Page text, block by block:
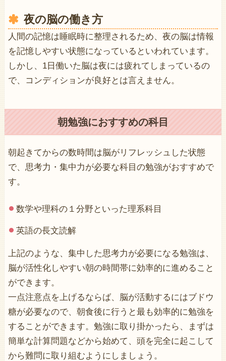
夜の脳の働き方
人間の記憶は睡眠時に整理されるため、夜の脳は情報
を記憶しやすい状態になっているといわれています。
しかし、1日働いた脳は夜には疲れてしまっているの
で、コンディションが良好とは言えません。
朝勉強におすすめの科目
朝起きてからの数時間は脳がリフレッシュした状態
で、思考力・集中力が必要な科目の勉強がおすすめで
す。
数学や理科の１分野といった理系科目
英語の長文読解
上記のような、集中した思考力が必要になる勉強は、
脳が活性化しやすい朝の時間帯に効率的に進めること
ができます。
一点注意点を上げるならば、脳が活動するにはブドウ
糖が必要なので、朝食後に行うと最も効率的に勉強を
することができます。勉強に取り掛かったら、まずは
簡単な計算問題などから始めて、頭を完全に起こして
から難問に取り組むようにしましょう。